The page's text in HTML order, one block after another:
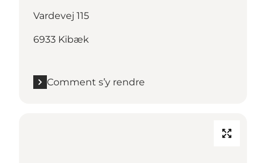
Vardevej 115
6933 Kibæk
Comment s’y rendre